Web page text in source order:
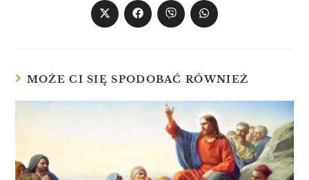
MOŻE CI SIĘ SPODOBAĆ RÓWNIEŻ